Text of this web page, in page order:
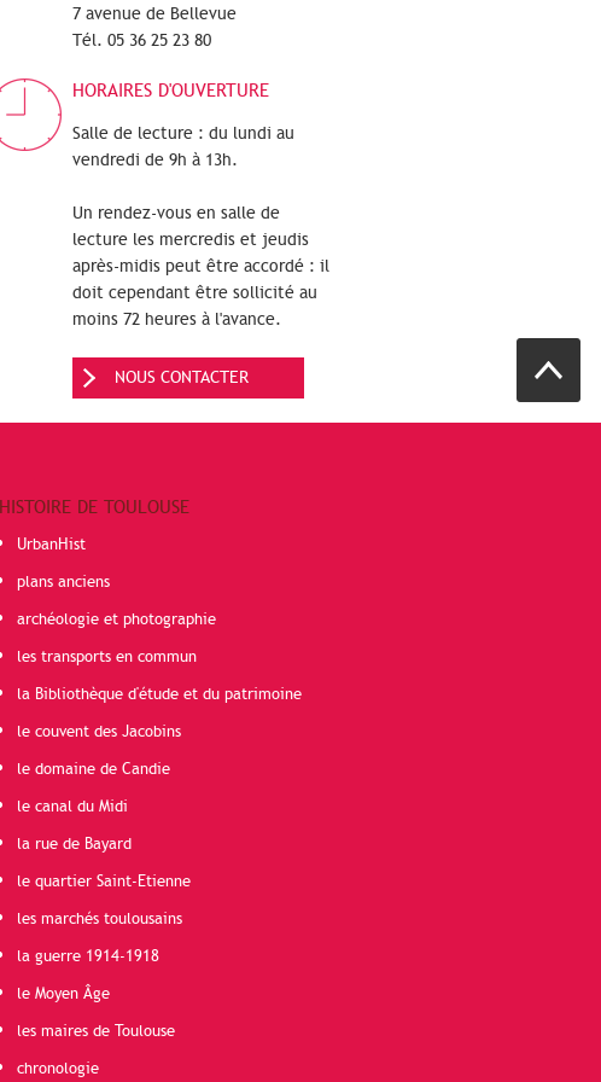
7 avenue de Bellevue
Tél. 05 36 25 23 80
HORAIRES D'OUVERTURE
Salle de lecture : du lundi au
vendredi de 9h à 13h.
Un rendez-vous en salle de
lecture les mercredis et jeudis
après-midis peut être accordé : il
doit cependant être sollicité au
moins 72 heures à l'avance.
NOUS CONTACTER
HISTOIRE DE TOULOUSE
UrbanHist
plans anciens
archéologie et photographie
les transports en commun
la Bibliothèque d'étude et du patrimoine
le couvent des Jacobins
le domaine de Candie
le canal du Midi
la rue de Bayard
le quartier Saint-Etienne
les marchés toulousains
la guerre 1914-1918
le Moyen Âge
les maires de Toulouse
chronologie